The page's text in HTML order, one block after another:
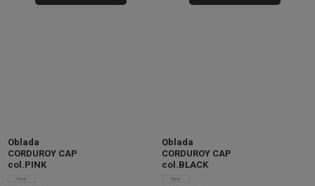
Oblada
CORDUROY CAP
col.PINK
Oblada
CORDUROY CAP
col.BLACK